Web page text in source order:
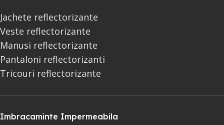
Jachete reflectorizante
Veste reflectorizante
Manusi reflectorizante
Pantaloni reflectorizanti
Tricouri reflectorizante
Imbracaminte Impermeabila